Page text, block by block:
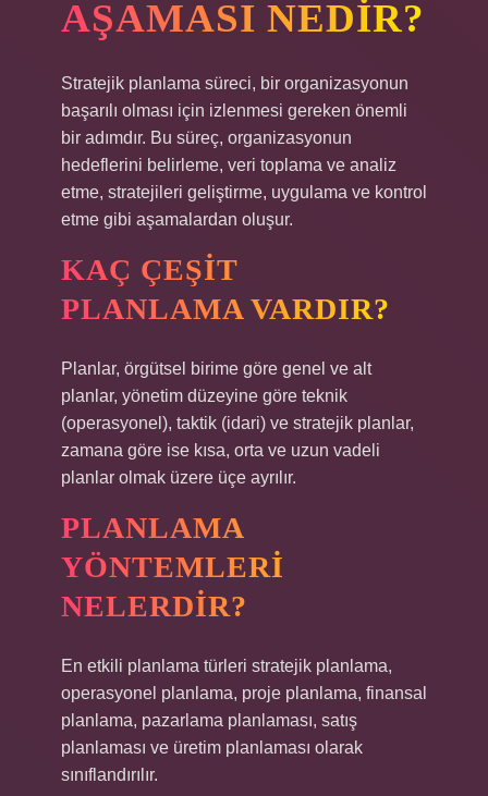
AŞAMASI NEDIR?
Stratejik planlama süreci, bir organizasyonun
başarılı olması için izlenmesi gereken önemli
bir adımdır. Bu süreç, organizasyonun
hedeflerini belirleme, veri toplama ve analiz
etme, stratejileri geliştirme, uygulama ve kontrol
etme gibi aşamalardan oluşur.
KAÇ ÇEŞIT
PLANLAMA VARDIR?
Planlar, örgütsel birime göre genel ve alt
planlar, yönetim düzeyine göre teknik
(operasyonel), taktik (idari) ve stratejik planlar,
zamana göre ise kısa, orta ve uzun vadeli
planlar olmak üzere üçe ayrılır.
PLANLAMA
YÖNTEMLERI
NELERDIR?
En etkili planlama türleri stratejik planlama,
operasyonel planlama, proje planlama, finansal
planlama, pazarlama planlaması, satış
planlaması ve üretim planlaması olarak
sınıflandırılır.